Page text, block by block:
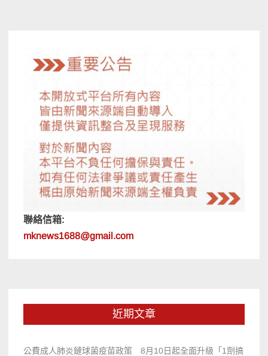
聯絡信箱:
mknews1688@gmail.com
近期文章
公費成人肺炎鏈球菌疫苗政策 8月10日起全面升級「1劑搞